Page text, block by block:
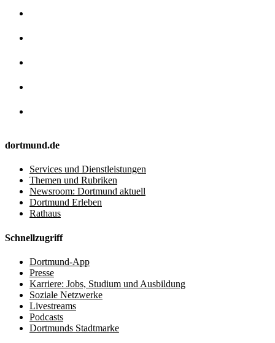
dortmund.de
Services und Dienstleistungen
Themen und Rubriken
Newsroom: Dortmund aktuell
Dortmund Erleben
Rathaus
Schnellzugriff
Dortmund-App
Presse
Karriere: Jobs, Studium und Ausbildung
Soziale Netzwerke
Livestreams
Podcasts
Dortmunds Stadtmarke